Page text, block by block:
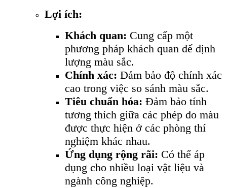
Lợi ích:
Khách quan: Cung cấp một
phương pháp khách quan để định
lượng màu sắc.
Chính xác: Đảm bảo độ chính xác
cao trong việc so sánh màu sắc.
Tiêu chuẩn hóa: Đảm bảo tính
tương thích giữa các phép đo màu
được thực hiện ở các phòng thí
nghiệm khác nhau.
Ứng dụng rộng rãi: Có thể áp
dụng cho nhiều loại vật liệu và
ngành công nghiệp.